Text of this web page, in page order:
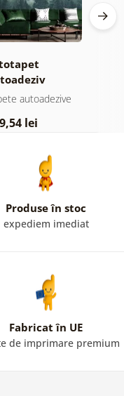
în ceață
autoadezive
lei
Produse în stoc
expediem imediat
Fabricat în UE
de imprimare premium